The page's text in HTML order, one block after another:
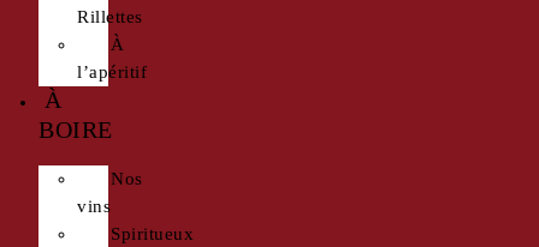
Rillettes
À
l’apéritif
À
BOIRE
Nos
vins
Spiritueux